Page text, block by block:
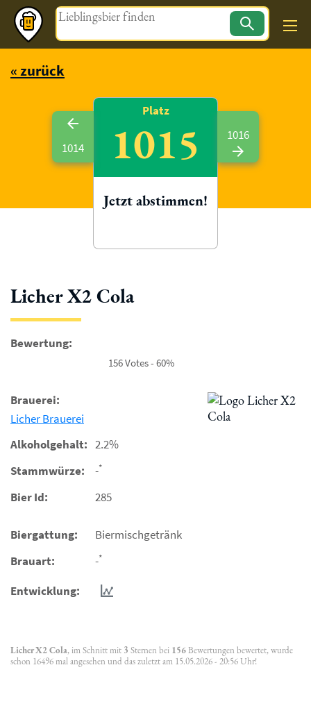
Magazin
« zurück
Licher X2 Cola
Bewertung:
156 Votes - 60%
Brauerei:
Licher Brauerei
Alkoholgehalt: 2.2%
Stammwürze:
-*
Bier Id: 285
Biergattung:
Biermischgetränk
Brauart:
-*
Entwicklung:
Licher X2 Cola, im Schnitt mit 3 Sternen bei 156Bewertungen bewertet, wurde
schon 16496 mal angesehen und das zuletzt am 15.05.2026 - 20:56 Uhr!
1014
Platz
1015
Jetzt abstimmen!
1016